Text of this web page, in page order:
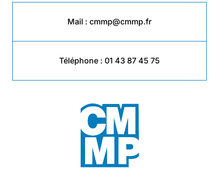
Mail : cmmp@cmmp.fr
Téléphone : 01 43 87 45 75